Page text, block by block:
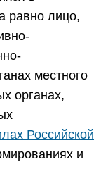
равно лицо,
местного
органах,
Российской
и